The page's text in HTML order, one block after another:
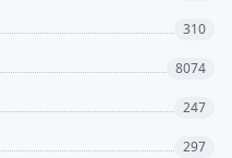
310
8074
247
297